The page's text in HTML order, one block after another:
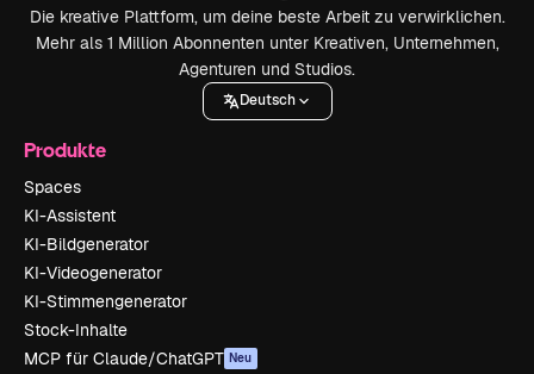
Die kreative Plattform, um deine beste Arbeit zu verwirklichen.
Mehr als 1 Million Abonnenten unter Kreativen, Unternehmen,
Agenturen und Studios.
Deutsch
Produkte
Spaces
KI-Assistent
KI-Bildgenerator
KI-Videogenerator
KI-Stimmengenerator
Stock-Inhalte
MCP für Claude/ChatGPT Neu